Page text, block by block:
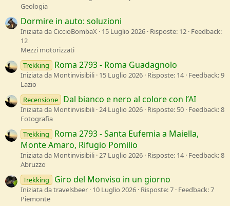
Geologia
Dormire in auto: soluzioni
Iniziata da CiccioBombaX 15 Luglio 2026 Risposte: 12 Feedback:
12
Mezzi motorizzati
Trekking
Roma 2793 - Roma Guadagnolo
Iniziata da Montinvisibili 15 Luglio 2026 Risposte: 14 Feedback: 9
Lazio
Recensione
Dal bianco e nero al colore con l’AI
Iniziata da Montinvisibili 24 Luglio 2026 Risposte: 50 Feedback: 8
Fotografia
Trekking
Roma 2793 - Santa Eufemia a Maiella,
Monte Amaro, Rifugio Pomilio
Iniziata da Montinvisibili 27 Luglio 2026 Risposte: 14 Feedback: 8
Abruzzo
Trekking
Giro del Monviso in un giorno
Iniziata da travelsbeer 10 Luglio 2026 Risposte: 7 Feedback: 7
Piemonte